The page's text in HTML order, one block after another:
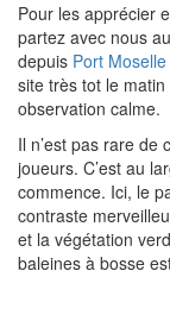
Pour les apprécier
partez avec nous
depuis Port Moselle
site très tot le
observation calme.
Il n’est pas rare de
joueurs. C’est au
commence. Ici, le
contraste
et la végétation
baleines à bosse